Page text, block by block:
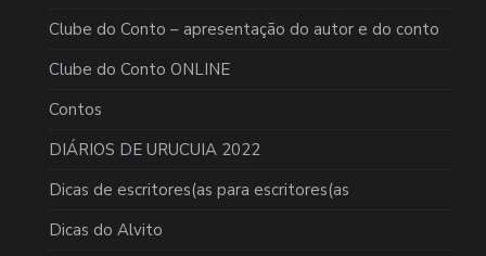
Clube do Conto – apresentação do autor e do conto
Clube do Conto ONLINE
Contos
DIÁRIOS DE URUCUIA 2022
Dicas de escritores(as para escritores(as
Dicas do Alvito